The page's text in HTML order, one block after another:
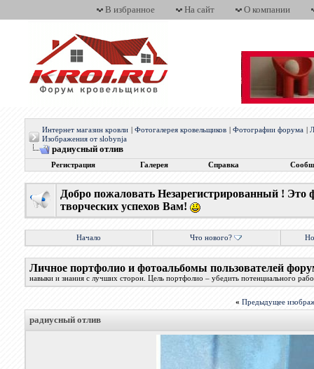
В избранное На сайт О компании
Интернет магазин кровли Фотогалерея кровельщиков Фотографии форума
Изображения от slobynja
радиусный отлив
Регистрация Галерея Справка
Добро пожаловать Незарегистрированный !
творческих успехов Вам!
Начало Что нового?
Личное портфолио и фотоальбомы пользователей
навыки и знания с лучших сторон. Цель портфолио – убедить потенциального
« Предыдущее
радиусный отлив